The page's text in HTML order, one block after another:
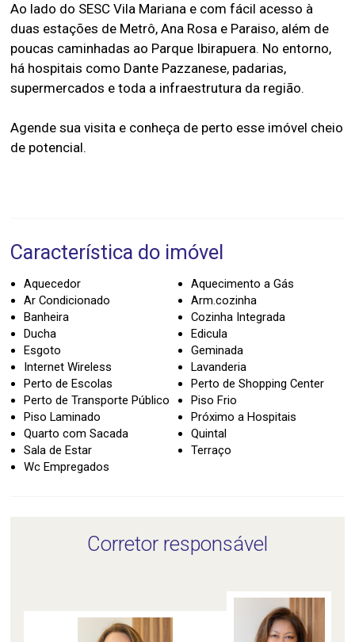
Ao lado do SESC Vila Mariana e com fácil acesso à
duas estações de Metrô, Ana Rosa e Paraiso, além de
poucas caminhadas ao Parque Ibirapuera. No entorno,
há hospitais como Dante Pazzanese, padarias,
supermercados e toda a infraestrutura da região.
Agende sua visita e conheça de perto esse imóvel cheio
de potencial.
Característica do imóvel
Aquecedor
Aquecimento a Gás
Ar Condicionado
Arm.cozinha
Banheira
Cozinha Integrada
Ducha
Edicula
Esgoto
Geminada
Internet Wireless
Lavanderia
Perto de Escolas
Perto de Shopping Center
Perto de Transporte Público
Piso Frio
Piso Laminado
Próximo a Hospitais
Quarto com Sacada
Quintal
Sala de Estar
Terraço
Wc Empregados
Corretor responsável